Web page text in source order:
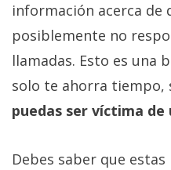
información acerca de
posiblemente no
llamadas. Esto es una
solo te ahorra tiempo,
puedas ser víctima
Debes saber que